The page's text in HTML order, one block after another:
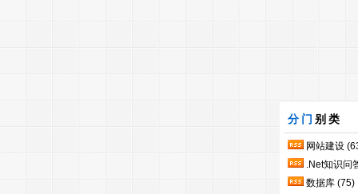
分门 别类
网站建设
.Net知识问
数据库 (75)